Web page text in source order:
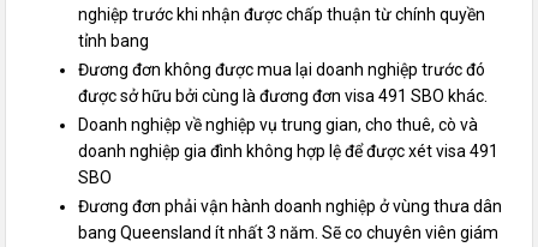
nghiệp trước khi nhận được chấp thuận từ chính quyền
tỉnh bang
Đương đơn không được mua lại doanh nghiệp trước đó
được sở hữu bởi cùng là đương đơn visa 491 SBO khác.
Doanh nghiệp về nghiệp vụ trung gian, cho thuê, cò và
doanh nghiệp gia đình không hợp lệ để được xét visa 491
SBO
Đương đơn phải vận hành doanh nghiệp ở vùng thưa dân
bang Queensland ít nhất 3 năm. Sẽ co chuyên viên giám